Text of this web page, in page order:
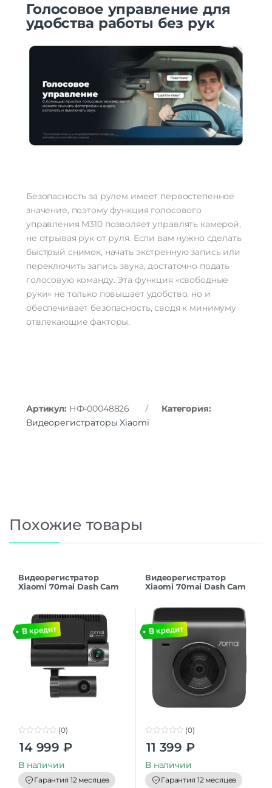
Голосовое управление для
удобства работы без рук
Безопасность за рулем имеет первостепенное
значение, поэтому функция голосового
управления M310 позволяет управлять камерой,
не отрывая рук от руля. Если вам нужно сделать
быстрый снимок, начать экстренную запись или
переключить запись звука, достаточно подать
голосовую команду. Эта функция «свободные
руки» не только повышает удобство, но и
обеспечивает безопасность, сводя к минимуму
отвлекающие факторы.
Артикул: НФ-00048826
Категория:
Видеорегистраторы Xiaomi
Похожие товары
Видеорегистратор
Xiaomi 70mai Dash Cam
t
o
f
5
(0)
14 999 ₽
В наличии
Гарантия 12 месяцев
Видеорегистратор
Xiaomi 70mai Dash Cam
t
o
f
5
(0)
11 399 ₽
В наличии
Гарантия 12 месяцев